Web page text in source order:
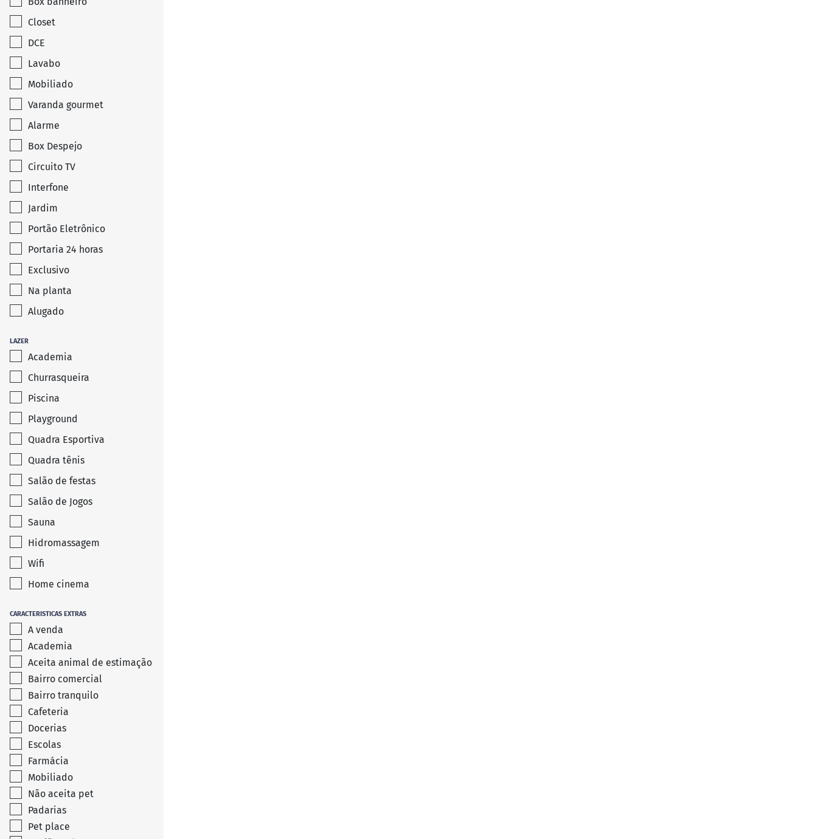
Closet
DCE
Lavabo
Mobiliado
Varanda gourmet
Alarme
Box Despejo
Circuito TV
Interfone
Jardim
Portão Eletrônico
Portaria 24 horas
Exclusivo
Na planta
Alugado
LAZER
Academia
Churrasqueira
Piscina
Playground
Quadra Esportiva
Quadra tênis
Salão de festas
Salão de Jogos
Sauna
Hidromassagem
Wifi
Home cinema
CARACTERISTICAS EXTRAS
A venda
Academia
Aceita animal de estimação
Bairro comercial
Bairro tranquilo
Cafeteria
Docerias
Escolas
Farmácia
Mobiliado
Não aceita pet
Padarias
Pet place